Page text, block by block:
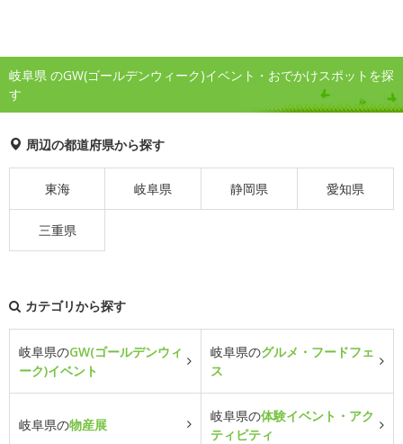
岐阜県 のGW(ゴールデンウィーク)イベント・おでかけスポットを探
す
周辺の都道府県から探す
東海 岐阜県 静岡県 愛知県
三重県
カテゴリから探す
岐阜県のGW(ゴールデンウィ
ーク)イベント
岐阜県のグルメ・フードフェ
ス
岐阜県の物産展
岐阜県の体験イベント・アク
ティビティ